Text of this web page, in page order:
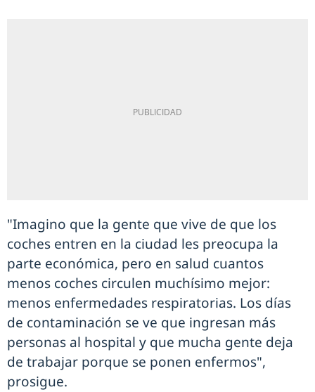
"Imagino que la gente que vive de que los
coches entren en la ciudad les preocupa la
parte económica, pero en salud cuantos
menos coches circulen muchísimo mejor:
menos enfermedades respiratorias. Los días
de contaminación se ve que ingresan más
personas al hospital y que mucha gente deja
de trabajar porque se ponen enfermos",
prosigue.